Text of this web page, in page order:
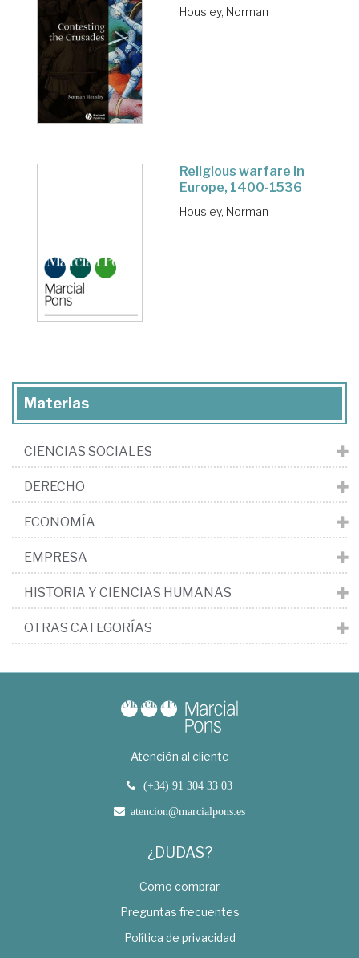
Housley, Norman
Religious warfare in
Europe, 1400-1536
Housley, Norman
Materias
CIENCIAS SOCIALES
DERECHO
ECONOMÍA
EMPRESA
HISTORIA Y CIENCIAS HUMANAS
OTRAS CATEGORÍAS
Atención al cliente
(+34) 91 304 33 03
atencion@marcialpons.es
¿DUDAS?
Como comprar
Preguntas frecuentes
Política de privacidad